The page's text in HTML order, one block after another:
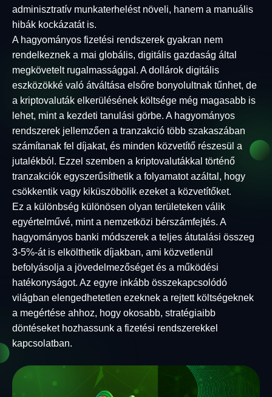
adminisztratív munkaterhelést növeli, hanem a manuális
hibák kockázatát is.
A hagyományos fizetési rendszerek gyakran nem
rendelkeznek a mai globális, digitális gazdaság által
megkövetelt rugalmassággal. A dollárok digitális
eszközökké való átváltása elsőre bonyolultnak tűnhet, de
a kriptovaluták elkerülésének költsége még magasabb is
lehet, mint a kezdeti tanulási görbe. A hagyományos
rendszerek jellemzően a tranzakció több szakaszában
számítanak fel díjakat, és minden közvetítő részesül a
jutalékból. Ezzel szemben a kriptovalutákkal történő
tranzakciók egyszerűsíthetik a folyamatot azáltal, hogy
csökkentik vagy kiküszöbölik ezeket a közvetítőket.
Ez a különbség különösen olyan területeken válik
egyértelművé, mint a nemzetközi bérszámfejtés. A
hagyományos banki módszerek a teljes átutalási összeg
3-5%-át is elkölthetik díjakban, ami közvetlenül
befolyásolja a jövedelmezőséget és a működési
hatékonyságot. Az egyre inkább összekapcsolódó
világban elengedhetetlen ezeknek a rejtett költségeknek
a megértése ahhoz, hogy okosabb, stratégiaibb
döntéseket hozhassunk a fizetési rendszerekkel
kapcsolatban.